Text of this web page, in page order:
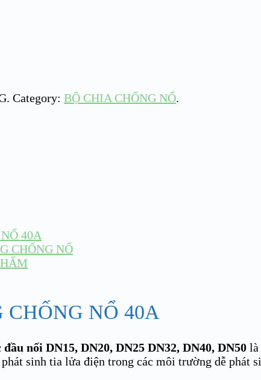
. Category: BỘ CHIA CHỐNG NỔ.
40A
CHỐNG NỔ
NỔ 40A
nối DN15, DN20, DN25 DN32, DN40, DN50 là
sinh tia lửa điện trong các môi trường dễ phát